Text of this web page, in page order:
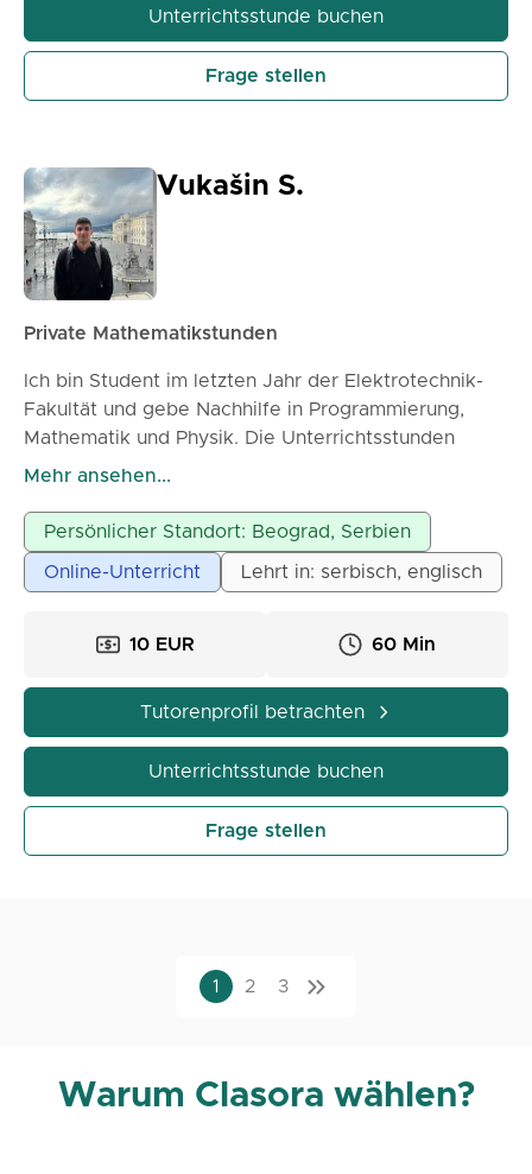
Unterrichtsstunde buchen
Frage stellen
Vukašin S.
Private Mathematikstunden
Ich bin Student im letzten Jahr der Elektrotechnik-
Fakultät und gebe Nachhilfe in Programmierung,
Mathematik und Physik. Die Unterrichtsstunden
können online oder vor Ort stattfinden, je nach
Mehr ansehen...
Persönlicher Standort: Beograd, Serbien
Online-Unterricht Lehrt in: serbisch, englisch
10 EUR 60 Min
Tutorenprofil betrachten
Unterrichtsstunde buchen
Frage stellen
1 2 3
Warum Clasora wählen?